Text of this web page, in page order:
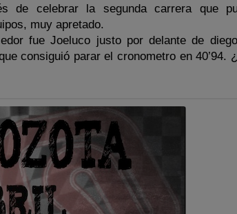
de celebrar la segunda carrera que
muy apretado.
fue Joeluco justo por delante de
consiguió parar el cronometro en 40’94.